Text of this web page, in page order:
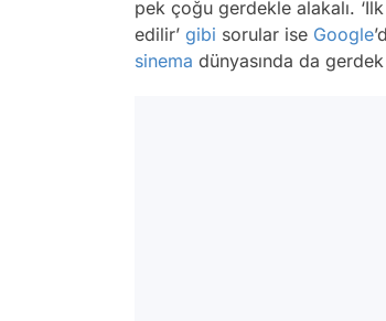
pek çoğu gerdekle alakalı.
edilir’ gibi sorular ise Google
sinema dünyasında da